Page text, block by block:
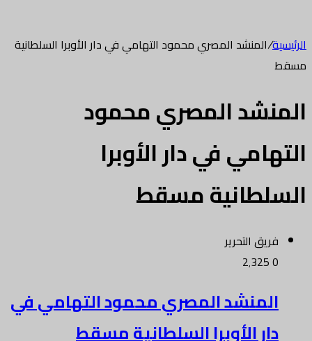
الرئيسية/المنشد المصري محمود التهامي في دار الأوبرا السلطانية
مسقط
المنشد المصري محمود
التهامي في دار الأوبرا
السلطانية مسقط
فريق التحرير
0
المنشد المصري محمود التهامي في
دار الأوبرا السلطانية مسقط